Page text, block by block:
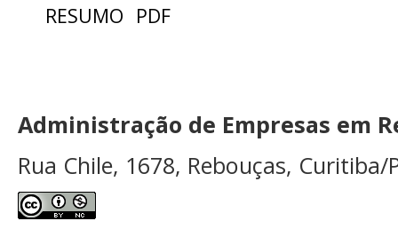
RESUMO PDF
Administração de Empresas em
Rua Chile, 1678, Rebouças, Curitiba/